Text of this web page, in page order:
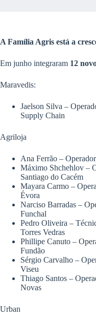
A Família Agris está a
Em junho integraram 12
Maravedis:
Jaelson Silva –
Supply Chain
Agriloja
Ana Ferrão –
Máximo Shchehlov –
Santiago do Cacém
Mayara Carmo –
Évora
Narciso Barradas –
Funchal
Pedro Oliveira –
Torres Vedras
Phillipe Canuto –
Fundão
Sérgio Carvalho –
Viseu
Thiago Santos –
Novas
Urban